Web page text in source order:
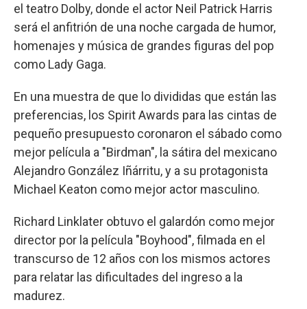
el teatro Dolby, donde el actor Neil Patrick Harris
será el anfitrión de una noche cargada de humor,
homenajes y música de grandes figuras del pop
como Lady Gaga.
En una muestra de que lo divididas que están las
preferencias, los Spirit Awards para las cintas de
pequeño presupuesto coronaron el sábado como
mejor película a "Birdman", la sátira del mexicano
Alejandro González Iñárritu, y a su protagonista
Michael Keaton como mejor actor masculino.
Richard Linklater obtuvo el galardón como mejor
director por la película "Boyhood", filmada en el
transcurso de 12 años con los mismos actores
para relatar las dificultades del ingreso a la
madurez.